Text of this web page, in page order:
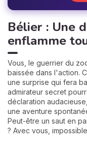
Bélier : Une
enflamme
Vous, le guerrier du
baissée dans l'action.
une surprise qui fera
admirateur secret
déclaration
une aventure
Peut-être un saut en
? Avec vous,